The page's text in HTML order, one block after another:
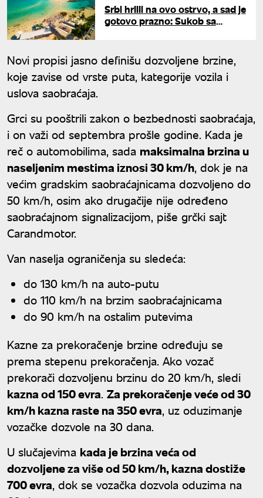
Srbi hrlili na ovo ostrvo, a sad je
gotovo prazno: Sukob sa
Novi propisi jasno definišu dozvoljene brzine,
koje zavise od vrste puta, kategorije vozila i
uslova saobraćaja.
Grci su pooštrili zakon o bezbednosti saobraćaja,
i on važi od septembra prošle godine. Kada je
reč o automobilima, sada maksimalna brzina u
naseljenim mestima iznosi 30 km/h, dok je na
većim gradskim saobraćajnicama dozvoljeno do
50 km/h, osim ako drugačije nije određeno
saobraćajnom signalizacijom, piše grčki sajt
Carandmotor.
Van naselja ograničenja su sledeća:
do 130 km/h na auto-putu
do 110 km/h na brzim saobraćajnicama
do 90 km/h na ostalim putevima
Kazne za prekoračenje brzine određuju se
prema stepenu prekoračenja. Ako vozač
prekorači dozvoljenu brzinu do 20 km/h, sledi
kazna od 150 evra. Za prekoračenje veće od 30
km/h kazna raste na 350 evra, uz oduzimanje
vozačke dozvole na 30 dana.
U slučajevima kada je brzina veća od
dozvoljene za više od 50 km/h, kazna dostiže
700 evra, dok se vozačka dozvola oduzima na